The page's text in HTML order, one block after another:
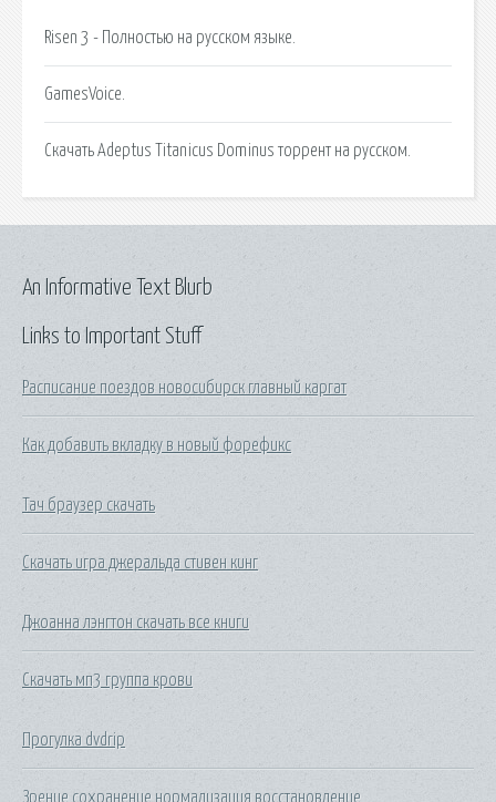
Risen 3 - Полностью на русском языке.
GamesVoice.
Скачать Adeptus Titanicus Dominus торрент на русском.
Links to Important Stuff
Расписание поездов новосибирск главный каргат
Как добавить вкладку в новый форефикс
Тач браузер скачать
Скачать игра джеральда стивен кинг
Джоанна лэнгтон скачать все книги
Скачать мп3 группа крови
Прогулка dvdrip
Зрение сохранение нормализация восстановление
An Informative Text Blurb